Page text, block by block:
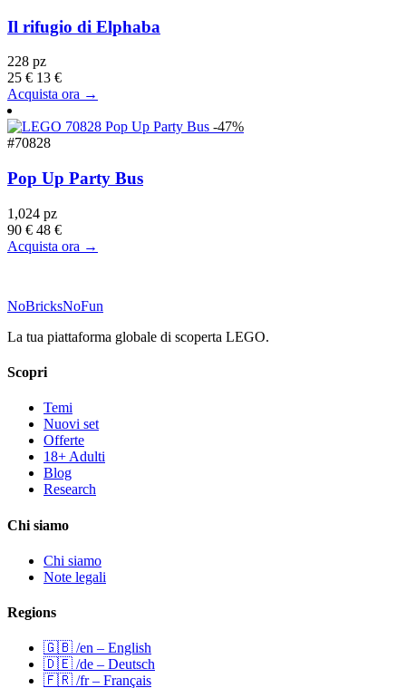
Il rifugio di Elphaba
228 pz
25 € 13 €
Acquista ora →
-47%
#70828
Pop Up Party Bus
1,024 pz
90 € 48 €
Acquista ora →
NoBricksNoFun
La tua piattaforma globale di scoperta LEGO.
Scopri
Temi
Nuovi set
Offerte
18+ Adulti
Blog
Research
Chi siamo
Chi siamo
Note legali
Regions
🇬🇧 /en – English
🇩🇪 /de – Deutsch
🇫🇷 /fr – Français